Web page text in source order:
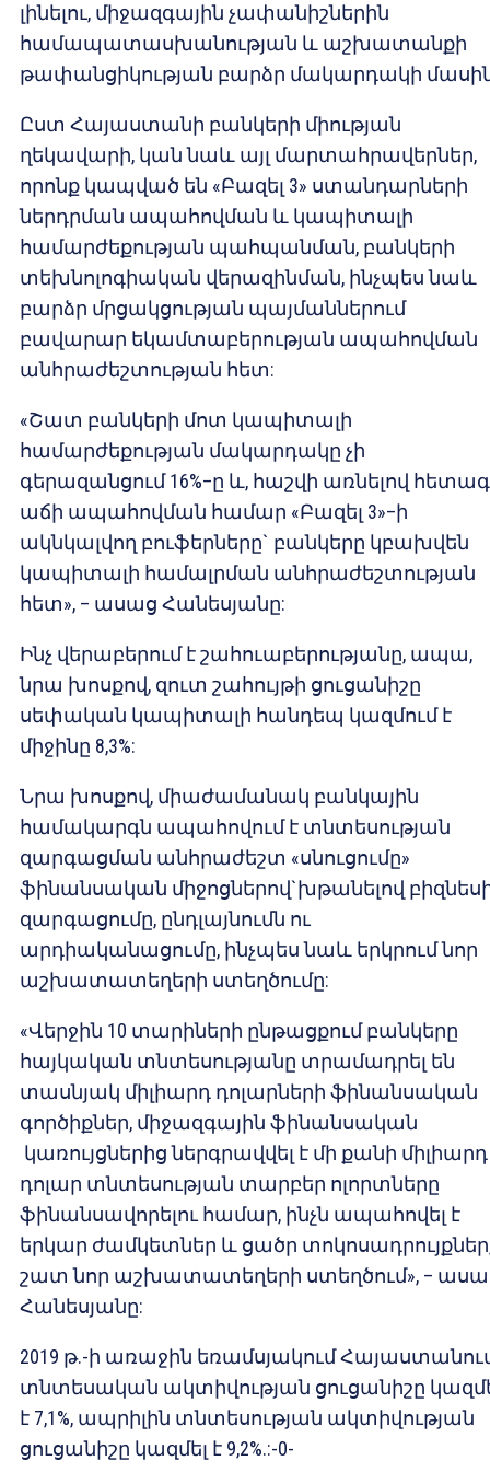
լինելու, միջազգային չափանիշներին
համապատասխանության և աշխատանքի
թափանցիկության բարձր մակարդակի
Ըստ Հայաստանի բանկերի միության
ղեկավարի, կան նաև այլ մարտահրավերներ,
որոնք կապված են «Բազել 3» ստանդարների
ներդրման ապահովման և կապիտալի
համարժեքության պահպանման, բանկերի
տեխնոլոգիական վերազինման, ինչպես նաև
բարձր մրցակցության պայմաններում
բավարար եկամտաբերության ապահովման
անհրաժեշտության հետ:
«Շատ բանկերի մոտ կապիտալի
համարժեքության մակարդակը չի
գերազանցում 16%–ը և, հաշվի առնելով
աճի ապահովման համար «Բազել 3»–ի
ակնկալվող բուֆերները` բանկերը կբախվեն
կապիտալի համալրման անհրաժեշտության
հետ», – ասաց Հանեսյանը:
Ինչ վերաբերում է շահուաբերությանը, ապա,
նրա խոսքով, զուտ շահույթի ցուցանիշը
սեփական կապիտալի հանդեպ կազմում է
միջինը 8,3%:
Նրա խոսքով, միաժամանակ բանկային
համակարգն ապահովում է տնտեսության
զարգացման անհրաժեշտ «սնուցումը»
ֆինանսական միջոցներով`խթանելով
զարգացումը, ընդլայնումն ու
արդիականացումը, ինչպես նաև երկրում նոր
աշխատատեղերի ստեղծումը:
«Վերջին 10 տարիների ընթացքում բանկերը
հայկական տնտեսությանը տրամադրել են
տասնյակ միլիարդ դոլարների ֆինանսական
գործիքներ, միջազգային ֆինանսական
կառույցներից ներգրավվել է մի քանի միլիարդ
դոլար տնտեսության տարբեր ոլորտները
ֆինանսավորելու համար, ինչն ապահովել է
երկար ժամկետներ և ցածր
շատ նոր աշխատատեղերի ստեղծում», –
Հանեսյանը:
2019 թ.-ի առաջին եռամսյակում
տնտեսական ակտիվության ցուցանիշը
է 7,1%, ապրիլին տնտեսության ակտիվության
ցուցանիշը կազմել է 9,2%.:-0-